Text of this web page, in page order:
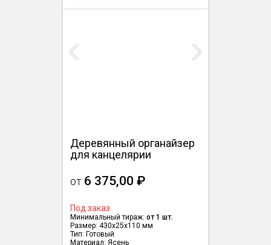
Previous Next
Деревянный органайзер
для канцелярии
от 6 375,00 ₽
Под заказ
Минимальный тираж: от 1 шт.
Размер: 430х25х110 мм
Тип: Готовый
Материал: Ясень